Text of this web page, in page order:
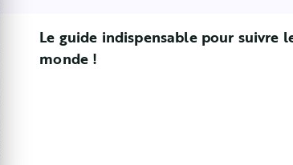
Le guide indispensable pour suivre
monde !